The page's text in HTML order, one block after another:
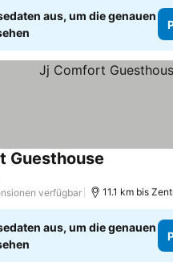
aus, um die genauen
Guesthouse
verfügbar 11.1 km bis
aus, um die genauen